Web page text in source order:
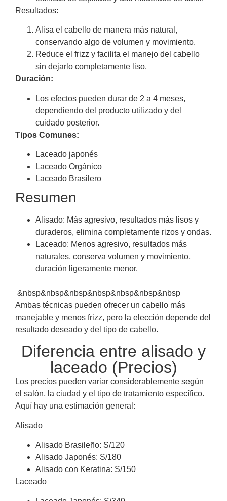
Resultados:
Alisa el cabello de manera más natural,
conservando algo de volumen y movimiento.
Reduce el frizz y facilita el manejo del cabello
sin dejarlo completamente liso.
Duración:
Los efectos pueden durar de 2 a 4 meses,
dependiendo del producto utilizado y del
cuidado posterior.
Tipos Comunes:
Laceado japonés
Laceado Orgánico
Laceado Brasilero
Resumen
Alisado: Más agresivo, resultados más lisos y
duraderos, elimina completamente rizos y ondas.
Laceado: Menos agresivo, resultados más
naturales, conserva volumen y movimiento,
duración ligeramente menor.
&nbsp&nbsp&nbsp&nbsp&nbsp&nbsp&nbsp
Ambas técnicas pueden ofrecer un cabello más
manejable y menos frizz, pero la elección depende del
resultado deseado y del tipo de cabello.
Diferencia entre alisado y
laceado (Precios)
Los precios pueden variar considerablemente según
el salón, la ciudad y el tipo de tratamiento específico.
Aquí hay una estimación general:
Alisado
Alisado Brasileño: S/120
Alisado Japonés: S/180
Alisado con Keratina: S/150
Laceado